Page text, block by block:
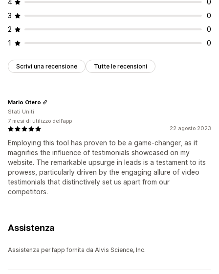
4
0
3
0
2
0
1
0
Scrivi una recensione Tutte le recensioni
22 agosto 2023
Employing this tool has proven to be a game-changer, as it
magnifies the influence of testimonials showcased on my
website. The remarkable upsurge in leads is a testament to its
prowess, particularly driven by the engaging allure of video
testimonials that distinctively set us apart from our
competitors.
Mario Otero
Stati Uniti
7 mesi di utilizzo dell’app
Assistenza
Assistenza per l’app fornita da Alvis Science, Inc.